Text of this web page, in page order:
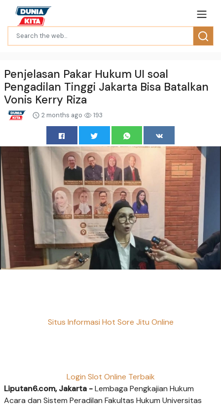
Penjelasan Pakar Hukum UI soal
Pengadilan Tinggi Jakarta Bisa Batalkan
Vonis Kerry Riza
2 months ago 193
Situs Informasi Hot Sore Jitu Online
Login Slot Online Terbaik
Liputan6.com, Jakarta -Lembaga Pengkajian Hukum
Acara dan Sistem Peradilan Fakultas Hukum Universitas